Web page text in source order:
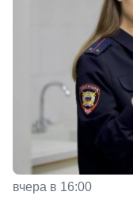
вчера в 16:00